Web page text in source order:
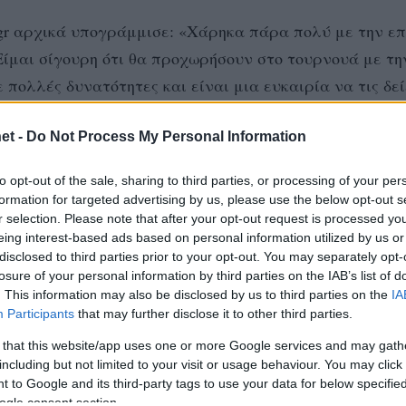
- Do Not Process My Personal Information
opt-out of the sale, sharing to third parties, or processing of your
for targeted advertising by us, please use the below opt-out
selection. Please note that after your opt-out request is processed
interest-based ads based on personal information utilized by us
to third parties prior to your opt-out. You may separately
of your personal information by third parties on the IAB’s list of
This information may also be disclosed by us to third parties on the
Participants that may further disclose it to other third parties.
that this website/app uses one or more Google services and may
but not limited to your visit or usage behaviour. You may
to Google and its third-party tags to use your data for below
consent section.
αρχικά υπογράμμισε: «Χάρηκα πάρα πολύ με την
σίγουρη ότι θα προχωρήσουν στο τουρνουά με
δυνατότητες και είναι μια ευκαιρία να τις
στο Avant Garde Sports Club στην Θεσσαλονίκη,
Θεσσαλονίκη, και μάλιστα στο χώρο που κάνω και
Βαλκανικό τουρνουά. Το επίπεδο των αγώνων είναι
τέτοιους αγώνες, πόσο μάλλον όταν ο
Και κατέληξε κάνοντας κάλεσμα στον κόσμο να
αναμετρήσεις, τονίζοντας με νόημα: «Όποιος δε θα
θα χάσει»!
#ΧΑΤΖΗΒΑΣΙΛΕΙΟΥ